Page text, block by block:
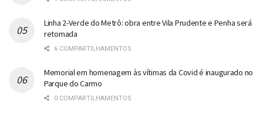
Linha 2-Verde do Metrô: obra entre Vila Prudente e Penha será
retomada
6 COMPARTILHAMENTOS
Memorial em homenagem às vítimas da Covid é inaugurado no
Parque do Carmo
0 COMPARTILHAMENTOS